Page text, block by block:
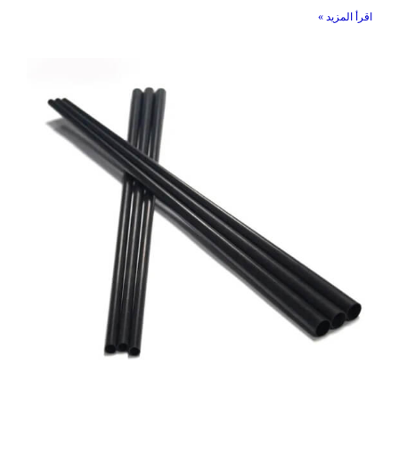
اقرأ المزيد »